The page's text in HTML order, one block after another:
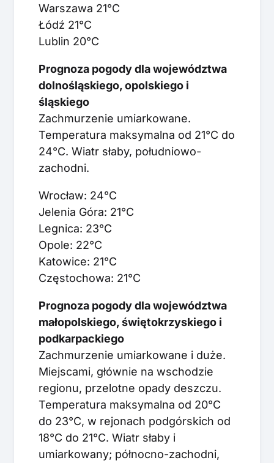
Warszawa 21°C
Łódź 21°C
Lublin 20°C
Prognoza pogody dla województwa
dolnośląskiego, opolskiego i
śląskiego
Zachmurzenie umiarkowane.
Temperatura maksymalna od 21°C do
24°C. Wiatr słaby, południowo-
zachodni.
Wrocław: 24°C
Jelenia Góra: 21°C
Legnica: 23°C
Opole: 22°C
Katowice: 21°C
Częstochowa: 21°C
Prognoza pogody dla województwa
małopolskiego, świętokrzyskiego i
podkarpackiego
Zachmurzenie umiarkowane i duże.
Miejscami, głównie na wschodzie
regionu, przelotne opady deszczu.
Temperatura maksymalna od 20°C
do 23°C, w rejonach podgórskich od
18°C do 21°C. Wiatr słaby i
umiarkowany; północno-zachodni,